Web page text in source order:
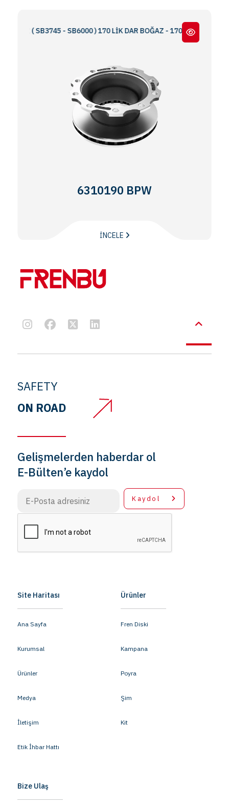
( SB3745 - SB6000 ) 170 LİK DAR BOĞAZ - 170 NARROW THROAT
6310190 BPW
İNCELE
SAFETY
ON ROAD
Gelişmelerden haberdar ol
E-Bülten’e kaydol
Kaydol
Site Haritası
Ana Sayfa
Kurumsal
Ürünler
Medya
İletişim
Etik İhbar Hattı
Ürünler
Fren Diski
Kampana
Poyra
Şim
Kit
Bize Ulaş